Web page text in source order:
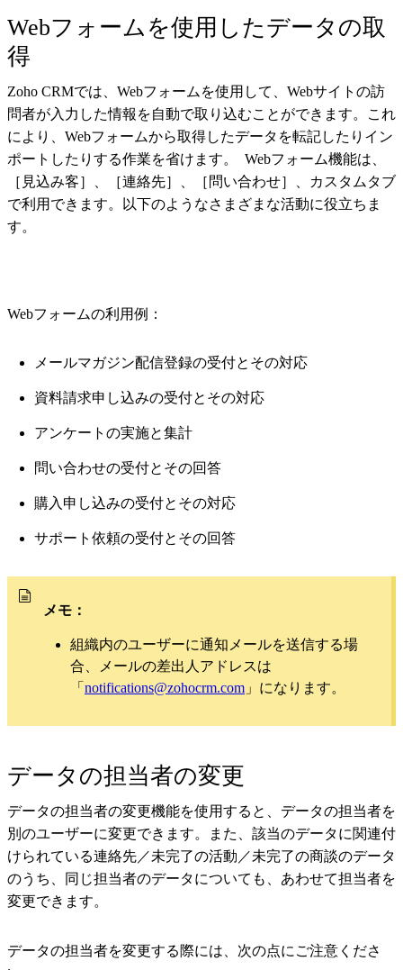
Webフォームを使用したデータの取
得
Zoho CRMでは、Webフォームを使用して、Webサイトの訪
問者が入力した情報を自動で取り込むことができます。これ
により、Webフォームから取得したデータを転記したりイン
ポートしたりする作業を省けます。 Webフォーム機能は、
［見込み客］、［連絡先］、［問い合わせ］、カスタムタブ
で利用できます。以下のようなさまざまな活動に役立ちま
す。
Webフォームの利用例：
メールマガジン配信登録の受付とその対応
資料請求申し込みの受付とその対応
アンケートの実施と集計
問い合わせの受付とその回答
購入申し込みの受付とその対応
サポート依頼の受付とその回答
メモ：
組織内のユーザーに通知メールを送信する場
合、メールの差出人アドレスは
「 notifications@zohocrm.com 」になります。
データの担当者の変更
データの担当者の変更機能を使用すると、データの担当者を
別のユーザーに変更できます。また、該当のデータに関連付
けられている連絡先／未完了の活動／未完了の商談のデータ
のうち、同じ担当者のデータについても、あわせて担当者を
変更できます。
データの担当者を変更する際には、次の点にご注意くださ